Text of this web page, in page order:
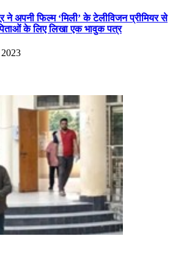
ने अपनी फिल्म ‘मिली’ के टेलीविजन प्रीमियर से
के लिए लिखा एक भावुक पत्र